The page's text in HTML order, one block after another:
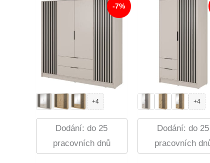
-7%
+4
Dodání: do 25
pracovních dnů
+4
Dodání: do 25
pracovních